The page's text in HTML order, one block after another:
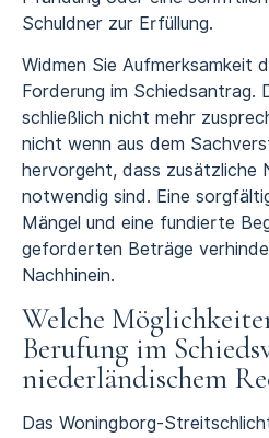
Schuldner zur Erfüllung.
Widmen Sie Aufmerksamkeit
Forderung im Schiedsantrag.
schließlich nicht mehr
nicht wenn aus dem
hervorgeht, dass zusätzliche
notwendig sind. Eine
Mängel und eine fundierte
geforderten Beträge
Nachhinein.
Welche
Berufung im
niederländischem
Das Woningborg-